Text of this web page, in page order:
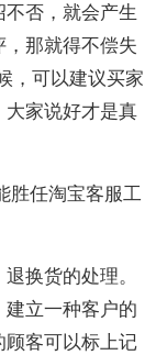
否，就会产生
那就得不偿失
，可以建议买家
大家说好才是真
任淘宝客服工
换货的处理。
建立一种客户的
顾客可以标上记